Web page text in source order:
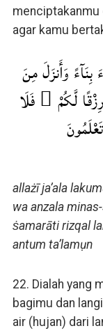
menciptakanmu
agar kamu
وَأَنزَلَ مِنَ
لَّكُمْ ۖ فَلَا
allażī ja’ala
wa anzala
ṡamarāti rizqal
antum ta’lamụn
22. Dialah yang
bagimu dan
air (hujan) dari